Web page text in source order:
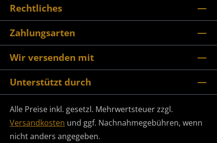
Rechtliches
Zahlungsarten
Wir versenden mit
Unterstützt durch
Alle Preise inkl. gesetzl. Mehrwertsteuer zzgl.
Versandkosten und ggf. Nachnahmegebühren, wenn
nicht anders angegeben.